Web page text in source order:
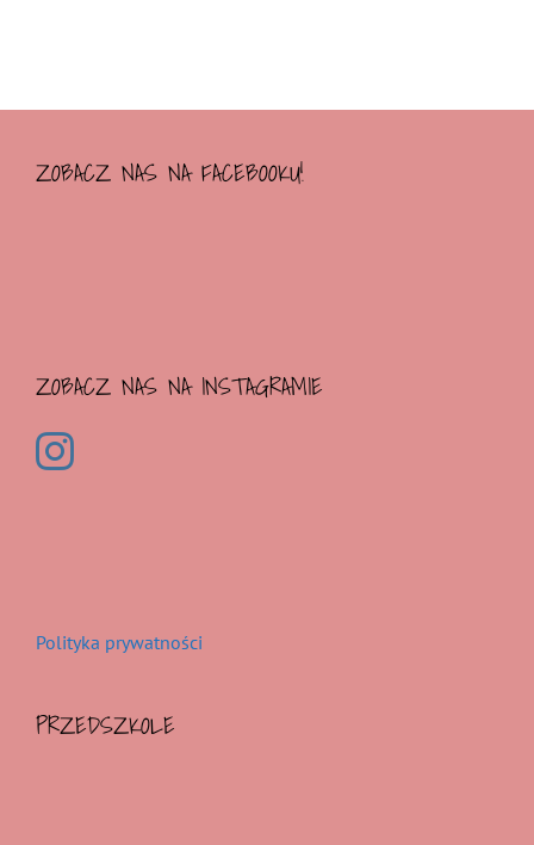
ZOBACZ NAS NA FACEBOOKU!
ZOBACZ NAS NA INSTAGRAMIE
Polityka prywatności
PRZEDSZKOLE